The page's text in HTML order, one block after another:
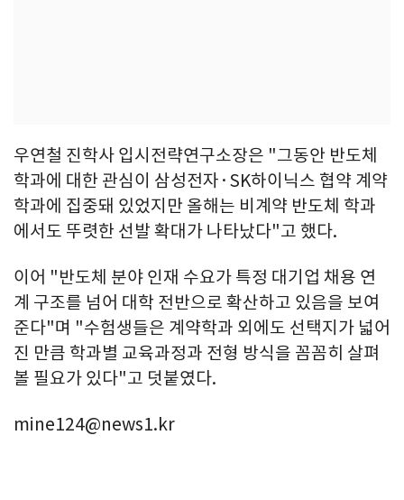
우연철 진학사 입시전략연구소장은 "그동안 반도체
학과에 대한 관심이 삼성전자·SK하이닉스 협약 계약
학과에 집중돼 있었지만 올해는 비계약 반도체 학과
에서도 뚜렷한 선발 확대가 나타났다"고 했다.
이어 "반도체 분야 인재 수요가 특정 대기업 채용 연
계 구조를 넘어 대학 전반으로 확산하고 있음을 보여
준다"며 "수험생들은 계약학과 외에도 선택지가 넓어
진 만큼 학과별 교육과정과 전형 방식을 꼼꼼히 살펴
볼 필요가 있다"고 덧붙였다.
mine124@news1.kr